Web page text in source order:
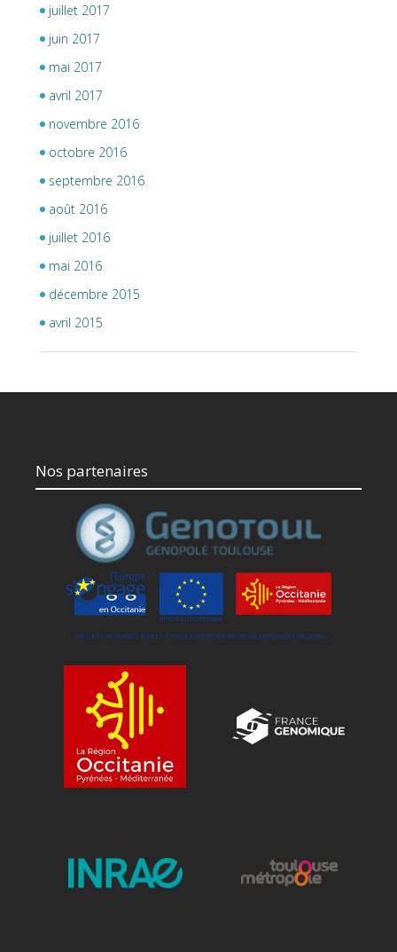
juillet 2017
juin 2017
mai 2017
avril 2017
novembre 2016
octobre 2016
septembre 2016
août 2016
juillet 2016
mai 2016
décembre 2015
avril 2015
Nos partenaires